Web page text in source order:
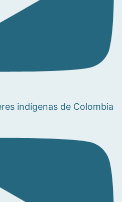
indígenas de Colombia